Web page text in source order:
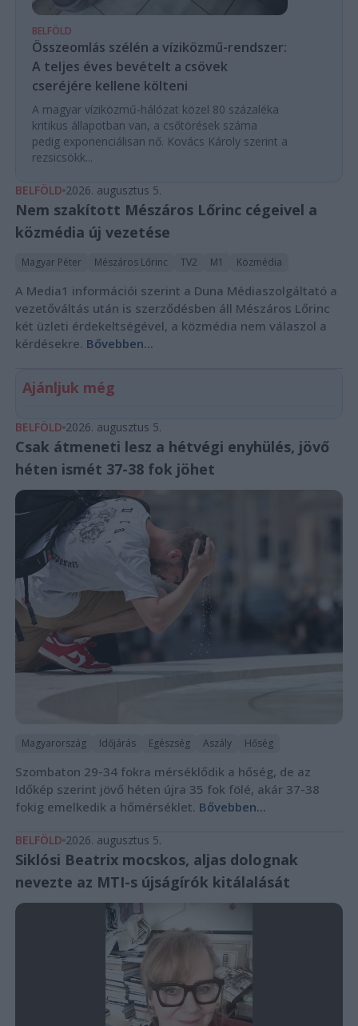
BELFÖLD
Összeomlás szélén a víziközmű-rendszer:
A teljes éves bevételt a csövek
cseréjére kellene költeni
A magyar víziközmű-hálózat közel 80 százaléka
kritikus állapotban van, a csőtörések száma
pedig exponenciálisan nő. Kovács Károly szerint a
rezsicsökk...
BELFÖLD 2026. augusztus 5.
Nem szakított Mészáros Lőrinc cégeivel a
közmédia új vezetése
Magyar Péter Mészáros Lőrinc TV2 M1 Közmédia
A Media1 információi szerint a Duna Médiaszolgáltató a
vezetőváltás után is szerződésben áll Mészáros Lőrinc
két üzleti érdekeltségével, a közmédia nem válaszol a
kérdésekre. Bővebben...
Ajánljuk még
BELFÖLD 2026. augusztus 5.
Csak átmeneti lesz a hétvégi enyhülés, jövő
héten ismét 37-38 fok jöhet
Magyarország Időjárás Egészség Aszály Hőség
Szombaton 29-34 fokra mérséklődik a hőség, de az
Időkép szerint jövő héten újra 35 fok fölé, akár 37-38
fokig emelkedik a hőmérséklet. Bővebben...
BELFÖLD 2026. augusztus 5.
Siklósi Beatrix mocskos, aljas dolognak
nevezte az MTI-s újságírók kitálalását